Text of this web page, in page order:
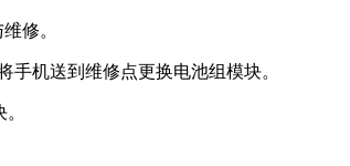
修。
机送到维修点更换电池组模块。